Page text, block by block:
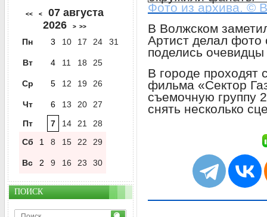
Фото из архива. ©
В Волжском
Артист делал
поделись
В городе проходят
фильма «Сектор
съемочную группу
снять несколько
<< <
07 августа
2026
> >>
Пн 3 10 17 24 31
Вт 4 11 18 25
Ср 5 12 19 26
Чт 6 13 20
27
Пт
7 14 21
28
Сб
1 8 15 22 29
Вс 2 9 16 23 30
ПОИСК